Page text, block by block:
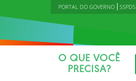
PORTAL DO GOVERNO SSPDS
O QUE VOCÊ
PRECISA?